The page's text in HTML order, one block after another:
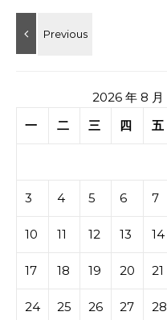
2026 年 8 月
一
二 三 四 五
3 4 5 6 7
10 11 12 13 14
17 18 19 20 21
24 25 26 27 28